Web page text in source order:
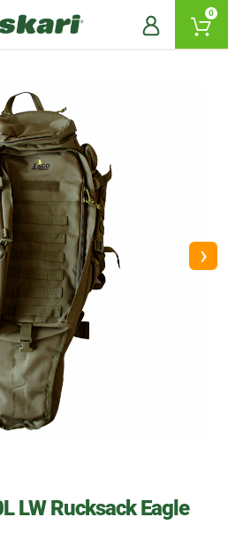
0
›
LW Rucksack Eagle